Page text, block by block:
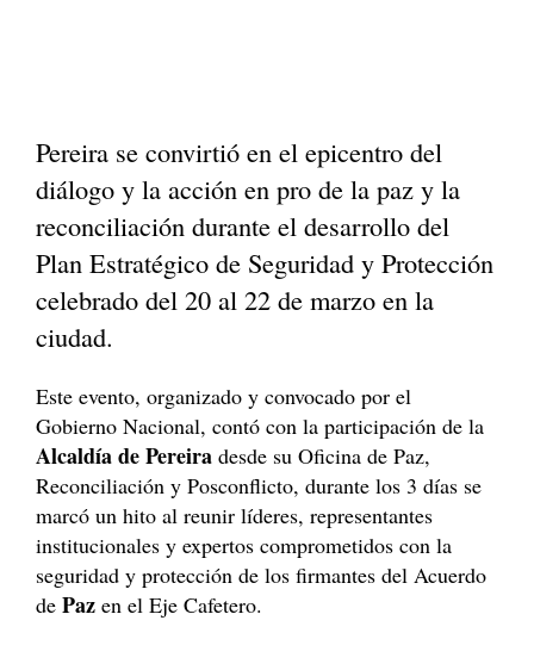
Pereira se convirtió en el epicentro del
diálogo y la acción en pro de la paz y la
reconciliación durante el desarrollo del
Plan Estratégico de Seguridad y Protección
celebrado del 20 al 22 de marzo en la
ciudad.
Este evento, organizado y convocado por el
Gobierno Nacional, contó con la participación de la
Alcaldía de Pereira desde su Oficina de Paz,
Reconciliación y Posconflicto, durante los 3 días se
marcó un hito al reunir líderes, representantes
institucionales y expertos comprometidos con la
seguridad y protección de los firmantes del Acuerdo
de Pazen el Eje Cafetero.